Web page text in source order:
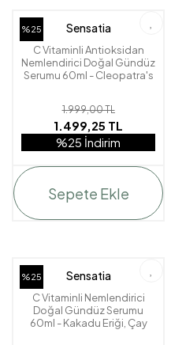
%25 Sensatia
C Vitaminli Antioksidan
Nemlendirici Doğal Gündüz
Serumu 60ml - Cleopatra's
1.999,00 TL
1.499,25 TL
%25 İndirim
Sepete Ekle
%25 Sensatia
C Vitaminli Nemlendirici
Doğal Gündüz Serumu
60ml - Kakadu Eriği, Çay